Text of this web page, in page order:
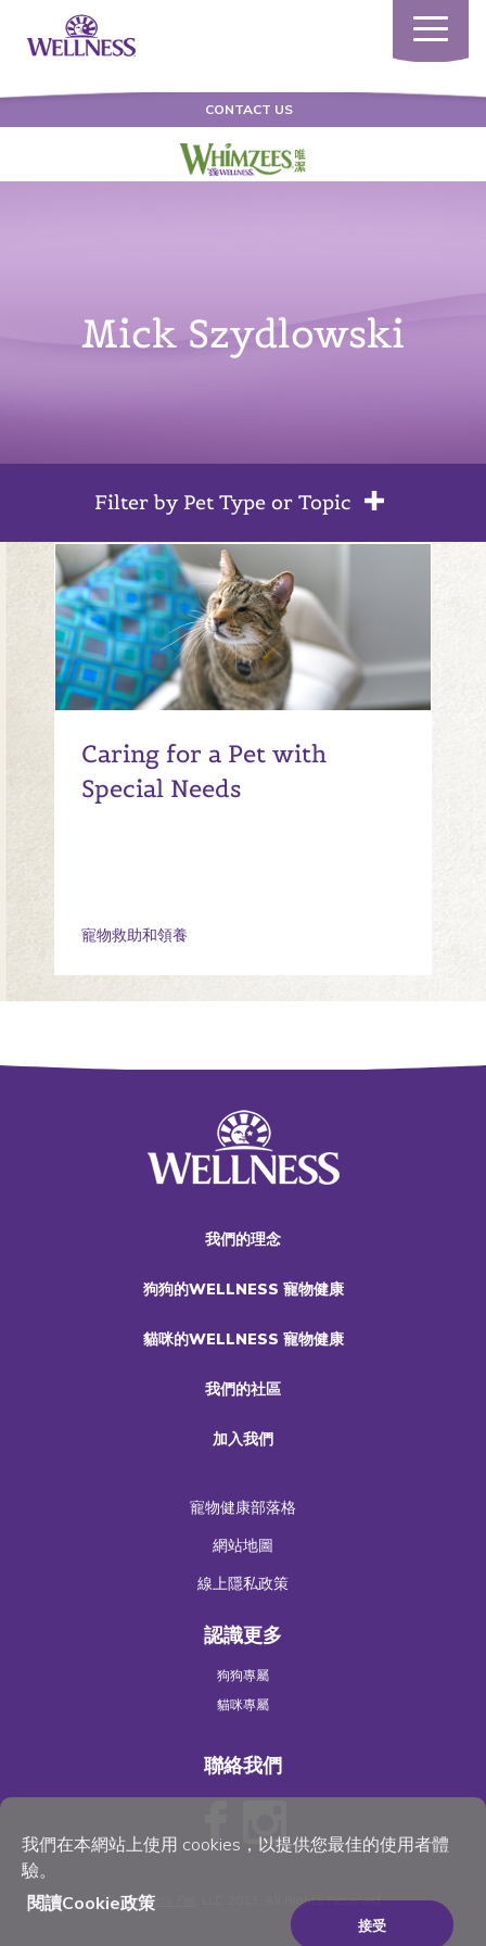
我們在本網站上使用 cookies，以提供您最佳的使用者體
驗。
閱讀Cookie政策
接受
Toggle
CONTACT US
Mick Szydlowski
Filter by Pet Type or Topic
Caring for a Pet with
Special Needs
寵物救助和領養
我們的理念
狗狗的WELLNESS 寵物健康
貓咪的WELLNESS 寵物健康
我們的社區
加入我們
寵物健康部落格
網站地圖
線上隱私政策
認識更多
狗狗專屬
貓咪專屬
聯絡我們
©Wellness Pet , LLC 2023. All Rights Reserved